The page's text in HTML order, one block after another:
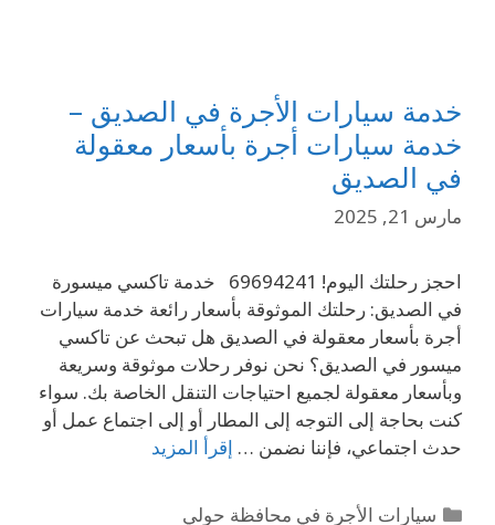
خدمة سيارات الأجرة في الصديق –
خدمة سيارات أجرة بأسعار معقولة
في الصديق
مارس 21, 2025
احجز رحلتك اليوم! 69694241 خدمة تاكسي ميسورة
في الصديق: رحلتك الموثوقة بأسعار رائعة خدمة سيارات
أجرة بأسعار معقولة في الصديق هل تبحث عن تاكسي
ميسور في الصديق؟ نحن نوفر رحلات موثوقة وسريعة
وبأسعار معقولة لجميع احتياجات التنقل الخاصة بك. سواء
كنت بحاجة إلى التوجه إلى المطار أو إلى اجتماع عمل أو
حدث اجتماعي، فإننا نضمن … إقرأ المزيد
سيارات الأجرة في محافظة حولي